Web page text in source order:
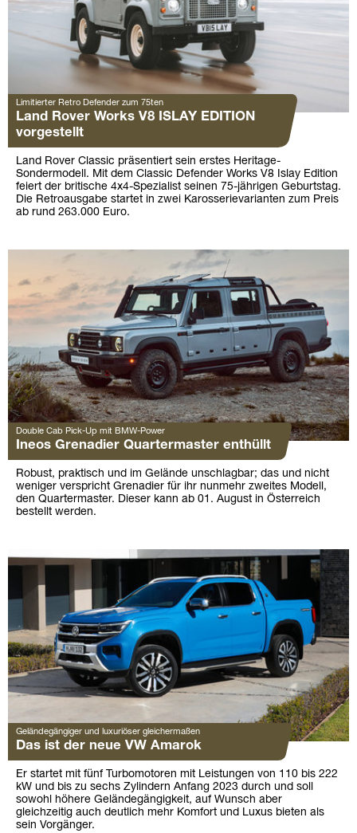
Limitierter Retro Defender zum 75ten
Land Rover Works V8 ISLAY EDITION
vorgestellt
Land Rover Classic präsentiert sein erstes Heritage-
Sondermodell. Mit dem Classic Defender Works V8 Islay Edition
feiert der britische 4x4-Spezialist seinen 75-jährigen Geburtstag.
Die Retroausgabe startet in zwei Karosserievarianten zum Preis
ab rund 263.000 Euro.
Double Cab Pick-Up mit BMW-Power
Ineos Grenadier Quartermaster enthüllt
Robust, praktisch und im Gelände unschlagbar; das und nicht
weniger verspricht Grenadier für ihr nunmehr zweites Modell,
den Quartermaster. Dieser kann ab 01. August in Österreich
bestellt werden.
Geländegängiger und luxuriöser gleichermaßen
Das ist der neue VW Amarok
Er startet mit fünf Turbomotoren mit Leistungen von 110 bis 222
kW und bis zu sechs Zylindern Anfang 2023 durch und soll
sowohl höhere Geländegängigkeit, auf Wunsch aber
gleichzeitig auch deutlich mehr Komfort und Luxus bieten als
sein Vorgänger.